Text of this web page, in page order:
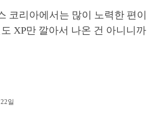
코리아에서는 많이 노력한 편이
XP만 깔아서 나온 건 아니니까
일